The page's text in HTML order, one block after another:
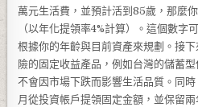
萬元生活費，並預計活到85歲，那麼
（以年化提領率4%計算）。這個數字
根據你的年齡與目前資產來規劃。接
險的固定收益產品，例如台灣的儲蓄
不會因市場下跌而影響生活品質。同
月從投資帳戶提領固定金額，並保留